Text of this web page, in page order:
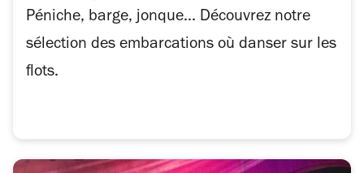
Péniche, barge, jonque... Découvrez notre
sélection des embarcations où danser sur les
flots.